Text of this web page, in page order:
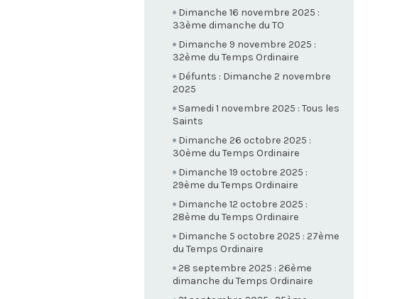
Dimanche 16 novembre 2025 :
33ème dimanche du TO
Dimanche 9 novembre 2025 :
32ème du Temps Ordinaire
Défunts : Dimanche 2 novembre
2025
Samedi 1 novembre 2025 : Tous les
Saints
Dimanche 26 octobre 2025 :
30ème du Temps Ordinaire
Dimanche 19 octobre 2025 :
29ème du Temps Ordinaire
Dimanche 12 octobre 2025 :
28ème du Temps Ordinaire
Dimanche 5 octobre 2025 : 27ème
du Temps Ordinaire
28 septembre 2025 : 26ème
dimanche du Temps Ordinaire